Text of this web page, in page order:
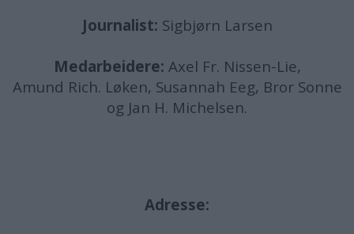
Journalist: Sigbjørn Larsen
Medarbeidere: Axel Fr. Nissen-Lie,
Amund Rich. Løken, Susannah Eeg, Bror Sonne
og Jan H. Michelsen.
Adresse: